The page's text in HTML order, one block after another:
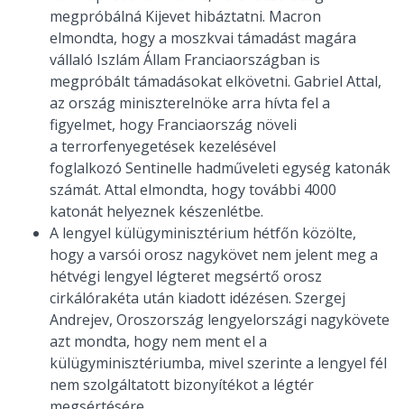
megpróbálná Kijevet hibáztatni. Macron
elmondta, hogy a moszkvai támadást magára
vállaló Iszlám Állam Franciaországban is
megpróbált támadásokat elkövetni. Gabriel Attal,
az ország miniszterelnöke arra hívta fel a
figyelmet, hogy Franciaország növeli
a terrorfenyegetések kezelésével
foglalkozó Sentinelle hadműveleti egység katonák
számát. Attal elmondta, hogy további 4000
katonát helyeznek készenlétbe.
A lengyel külügyminisztérium hétfőn közölte,
hogy a varsói orosz nagykövet nem jelent meg a
hétvégi lengyel légteret megsértő orosz
cirkálórakéta után kiadott idézésen. Szergej
Andrejev, Oroszország lengyelországi nagykövete
azt mondta, hogy nem ment el a
külügyminisztériumba, mivel szerinte a lengyel fél
nem szolgáltatott bizonyítékot a légtér